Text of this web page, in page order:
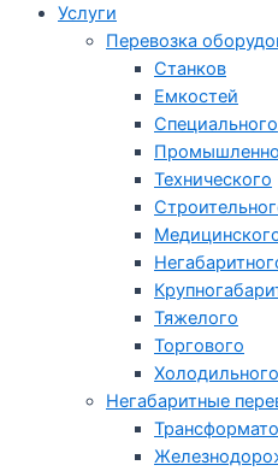
Услуги
Перевозка
Станков
Емкостей
Специального
Технического
Тяжелого
Торгового
Холодильного
Негабаритные